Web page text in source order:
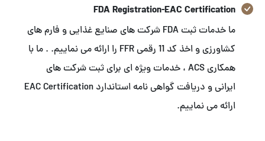
FDA Registration-EAC Certification
ما خدمات ثبت FDA شرکت های صنایع غذایی و فارم های
کشاورزی و اخذ کد 11 رقمی FFR را ارائه می نماییم. . ما با
همکاری ACS ، خدمات ویژه ای برای ثبت شرکت های
ایرانی و دریافت گواهی نامه استاندارد EAC Certification
ارائه می نماییم.